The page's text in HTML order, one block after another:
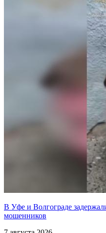
В Уфе и Волгограде
мошенников